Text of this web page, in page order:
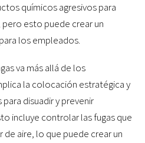
químicos agresivos para
pero esto puede crear un
los empleados.
va más allá de los
la colocación estratégica y
disuadir y prevenir
incluye controlar las fugas que
aire, lo que puede crear un